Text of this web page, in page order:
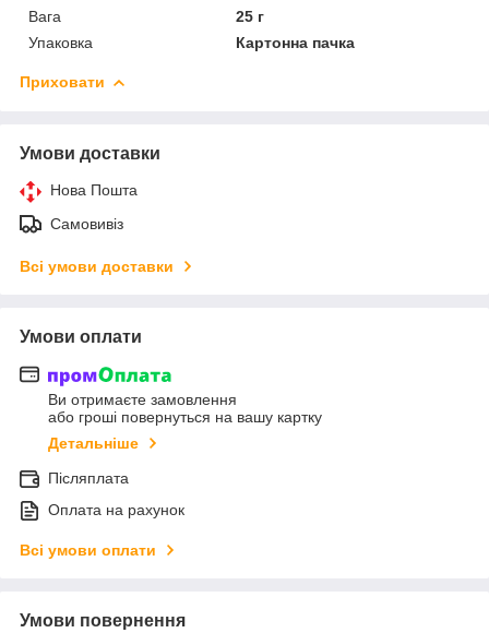
Вага
25 г
Упаковка
Картонна пачка
Приховати
Умови доставки
Нова Пошта
Самовивіз
Всі умови доставки
Умови оплати
Ви отримаєте замовлення
або гроші повернуться на вашу картку
Детальніше
Післяплата
Оплата на рахунок
Всі умови оплати
Умови повернення